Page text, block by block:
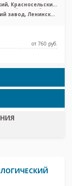
Красносельский,
Лен. область
завод, Ленинский
от 760 pуб.